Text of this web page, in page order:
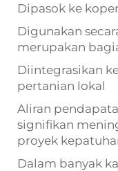
Dipasok ke
Digunakan
merupakan
Diintegrasikan
pertanian lokal
Aliran
signifikan
proyek
Dalam banyak